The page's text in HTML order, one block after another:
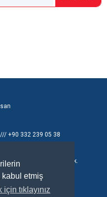
kabul etmiş
tıklayınız
+90 332 239 05 38
Cad. 8 No'lu Sok.
TÜRKİYE